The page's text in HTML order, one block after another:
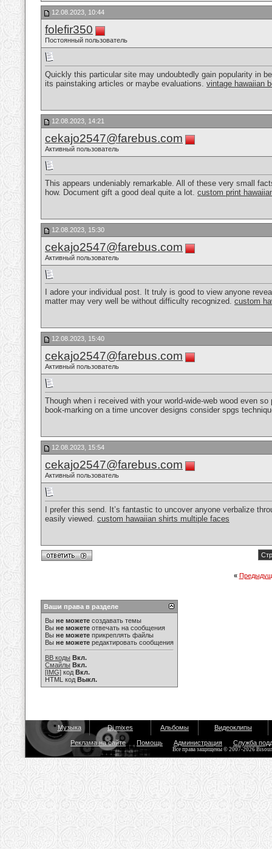
12.08.2023, 10:44
folefir350
Постоянный пользователь
Quickly this particular site may undoubtedly gain popularity in
its painstaking articles or maybe evaluations. vintage hawaiian
12.08.2023, 14:21
cekajo2547@farebus.com
Активный пользователь
This appears undeniably remarkable. All of these very small
how. Document gift a good deal quite a lot. custom print
12.08.2023, 15:30
cekajo2547@farebus.com
Активный пользователь
I adore your individual post. It truly is good to view anyone
matter may very well be without difficulty recognized. custom
12.08.2023, 15:40
cekajo2547@farebus.com
Активный пользователь
Though when i received with your world-wide-web wood even
book-marking on a time uncover designs consider spgs
12.08.2023, 15:54
cekajo2547@farebus.com
Активный пользователь
I prefer this send. It’s fantastic to uncover anyone verbalize
easily viewed. custom hawaiian shirts multiple faces
«
Ваши права в разделе
Вы не можете создавать темы
Вы не можете отвечать на сообщения
Вы не можете прикреплять файлы
Вы не можете редактировать сообщения
BB коды Вкл.
Смайлы Вкл.
[IMG] код Вкл.
HTML код Выкл.
Музыка Dj mixes Альбомы Видеоклипы
Реклама на сайте Помощь Администрация Служба
Все права защищены © 2007-2026